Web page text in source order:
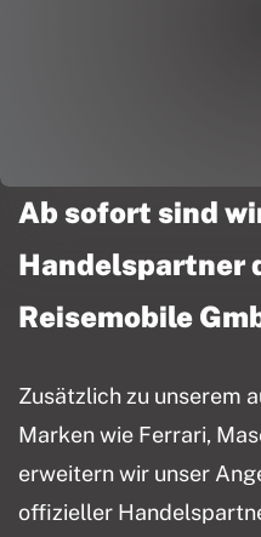
Ab sofort sind
Handelspartner
Reisemobile
Zusätzlich zu unserem
Marken wie Ferrari,
erweitern wir unser
offizieller